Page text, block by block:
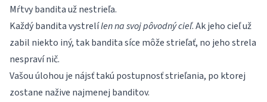
Mŕtvy bandita už nestrieľa.
Každý bandita vystrelílen na svoj pôvodný cieľ. Ak jeho cieľ už
zabil niekto iný, tak bandita síce môže strieľať, no jeho strela
nespraví nič.
Vašou úlohou je nájsť takú postupnosť strieľania, po ktorej
zostane nažive najmenej banditov.